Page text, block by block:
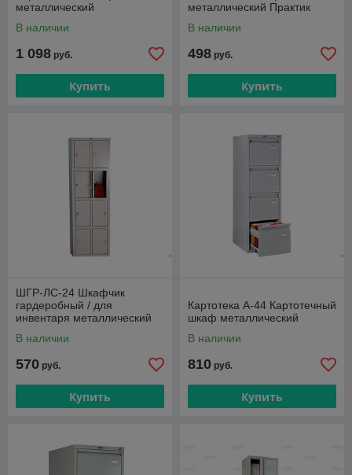
металлический
В наличии
1 098 руб.
Купить
металлический Практик
В наличии
498 руб.
Купить
ШГР-ЛС-24 Шкафчик
гардеробный / для
инвентаря металлический
В наличии
570 руб.
Купить
Картотека A-44 Картотечный
шкаф металлический
В наличии
810 руб.
Купить